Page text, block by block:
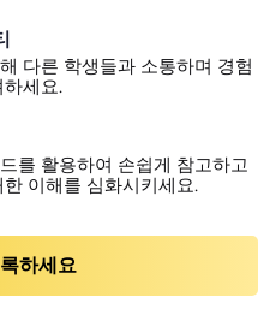
다른 학생들과 소통하며 경험
세요.
를 활용하여 손쉽게 참고하고
이해를 심화시키세요.
하세요